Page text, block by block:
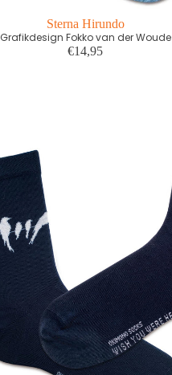
Sterna Hirundo
Grafikdesign Fokko van der Woude
€14,95